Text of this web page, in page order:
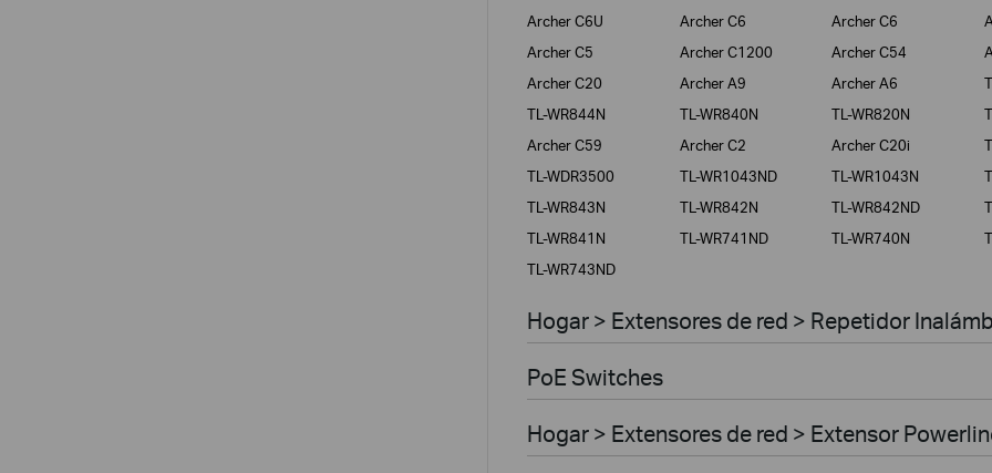
Archer C6U
Archer C6 Archer C6
Archer C5
Archer C1200 Archer C54
Archer C20
Archer A9 Archer A6
TL-WR844N
TL-WR840N TL-WR820N
Archer C59
Archer C2 Archer C20i
TL-WDR3500
TL-WR1043ND TL-WR1043N
TL-WR843N
TL-WR842N TL-WR842ND
TL-WR841N
TL-WR741ND TL-WR740N
TL-WR743ND
Hogar > Extensores de red > Repetidor
PoE Switches
Hogar > Extensores de red > Extensor